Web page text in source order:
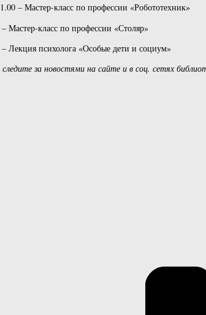
– Мастер-класс по профессии «Робототехник»
Мастер-класс по профессии «Столяр»
– Лекция психолога «Особые дети и социум»
за новостями на сайте и в соц. сетях